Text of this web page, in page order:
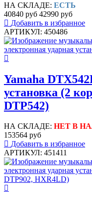
НА СКЛАДЕ: ЕСТЬ
40840 руб 42990 руб
Добавить в избранное
АРТИКУЛ: 450486
Yamaha
установка (2
DTP542)
НА СКЛАДЕ: НЕТ В
153564 руб
Добавить в избранное
АРТИКУЛ: 451411